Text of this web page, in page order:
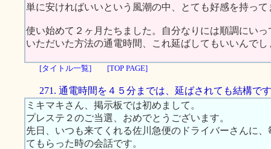
単に安ければいいという風潮の中、とても好感を持って
使い始めて２ヶ月たちました。自分なりには順調にい
いただいた方法の通電時間、これ延ばしてもいいんでし
[タイトル一覧] [TOP PAGE]
271. 通電時間を４５分までは、延ばされても結構です
ミキマキさん、掲示板では初めまして。
プレステ２のご当選、おめでとうございます。
先日、いつも来てくれる佐川急便のドライバーさんに
てもらった時の会話です。